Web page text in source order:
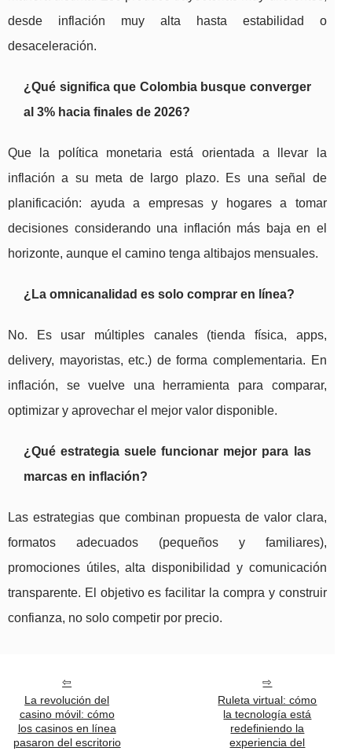
desde inflación muy alta hasta estabilidad o
desaceleración.
¿Qué significa que Colombia busque converger
al 3% hacia finales de 2026?
Que la política monetaria está orientada a llevar la
inflación a su meta de largo plazo. Es una señal de
planificación: ayuda a empresas y hogares a tomar
decisiones considerando una inflación más baja en el
horizonte, aunque el camino tenga altibajos mensuales.
¿La omnicanalidad es solo comprar en línea?
No. Es usar múltiples canales (tienda física, apps,
delivery, mayoristas, etc.) de forma complementaria. En
inflación, se vuelve una herramienta para comparar,
optimizar y aprovechar el mejor valor disponible.
¿Qué estrategia suele funcionar mejor para las
marcas en inflación?
Las estrategias que combinan propuesta de valor clara,
formatos adecuados (pequeños y familiares),
promociones útiles, alta disponibilidad y comunicación
transparente. El objetivo es facilitar la compra y construir
confianza, no solo competir por precio.
La revolución del
casino móvil: cómo
los casinos en línea
pasaron del escritorio
Ruleta virtual: cómo
la tecnología está
redefiniendo la
experiencia del